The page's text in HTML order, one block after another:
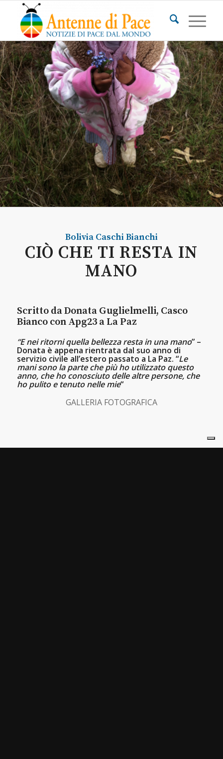
Bolivia Caschi Bianchi
CIÒ CHE TI RESTA IN
MANO
Scritto da Donata Guglielmelli, Casco
Bianco con Apg23 a La Paz
“E nei ritorni quella bellezza resta in una mano” –
Donata è appena rientrata dal suo anno di
servizio civile all’estero passato a La Paz. “Le
mani sono la parte che più ho utilizzato questo
anno, che ho conosciuto delle altre persone, che
ho pulito e tenuto nelle mie“
GALLERIA FOTOGRAFICA